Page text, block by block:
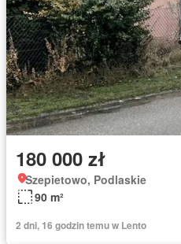
180 000 zł
Szepietowo, Podlaskie
90 m²
2 dni, 16 godzin temu w Lento